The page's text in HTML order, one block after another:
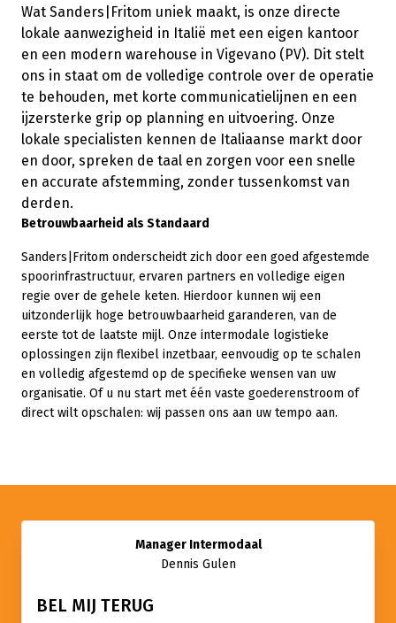
Wat Sanders|Fritom uniek maakt, is onze directe
lokale aanwezigheid in Italië met een eigen kantoor
en een modern warehouse in Vigevano (PV). Dit stelt
ons in staat om de volledige controle over de operatie
te behouden, met korte communicatielijnen en een
ijzersterke grip op planning en uitvoering. Onze
lokale specialisten kennen de Italiaanse markt door
en door, spreken de taal en zorgen voor een snelle
en accurate afstemming, zonder tussenkomst van
derden.
Betrouwbaarheid als Standaard
Sanders|Fritom onderscheidt zich door een goed afgestemde
spoorinfrastructuur, ervaren partners en volledige eigen
regie over de gehele keten. Hierdoor kunnen wij een
uitzonderlijk hoge betrouwbaarheid garanderen, van de
eerste tot de laatste mijl. Onze intermodale logistieke
oplossingen zijn flexibel inzetbaar, eenvoudig op te schalen
en volledig afgestemd op de specifieke wensen van uw
organisatie. Of u nu start met één vaste goederenstroom of
direct wilt opschalen: wij passen ons aan uw tempo aan.
Manager Intermodaal
Dennis Gulen
BEL MIJ TERUG